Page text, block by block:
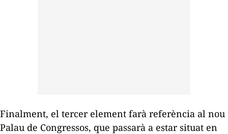
Finalment, el tercer element farà referència al nou
Palau de Congressos, que passarà a estar situat en